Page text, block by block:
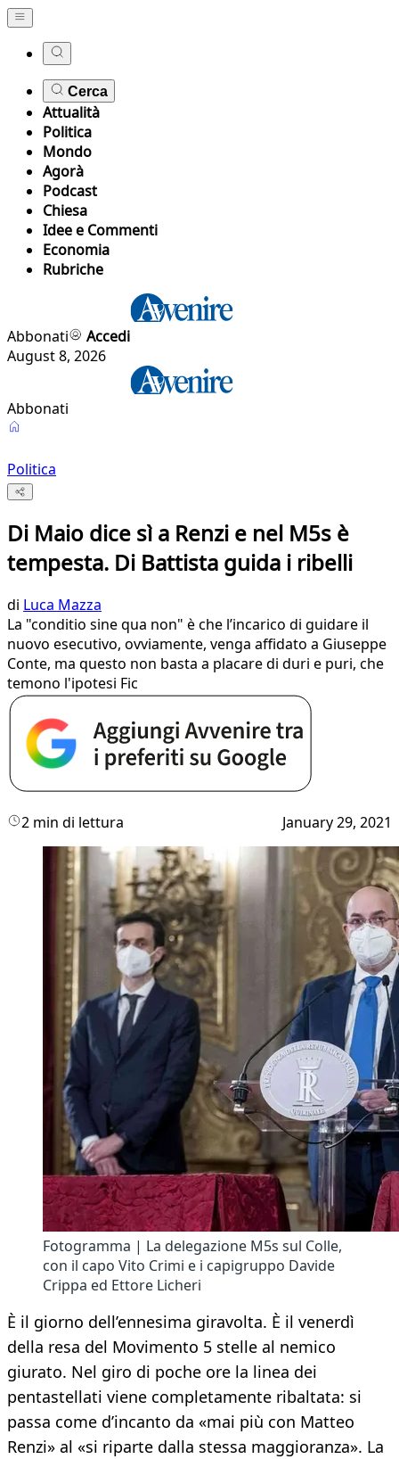
Cerca
Attualità
Politica
Mondo
Agorà
Podcast
Chiesa
Idee e Commenti
Economia
Rubriche
Abbonati
Accedi
August 8, 2026
Abbonati
Politica
Di Maio dice sì a Renzi e nel M5s è
tempesta. Di Battista guida i ribelli
di Luca Mazza
La "conditio sine qua non" è che l’incarico di guidare il
nuovo esecutivo, ovviamente, venga affidato a Giuseppe
Conte, ma questo non basta a placare di duri e puri, che
temono l'ipotesi Fic
2 min di lettura January 29, 2021
Fotogramma | La delegazione M5s sul Colle,
con il capo Vito Crimi e i capigruppo Davide
Crippa ed Ettore Licheri
È il giorno dell’ennesima giravolta. È il venerdì
della resa del Movimento 5 stelle al nemico
giurato. Nel giro di poche ore la linea dei
pentastellati viene completamente ribaltata: si
passa come d’incanto da «mai più con Matteo
Renzi» al «si riparte dalla stessa maggioranza». La